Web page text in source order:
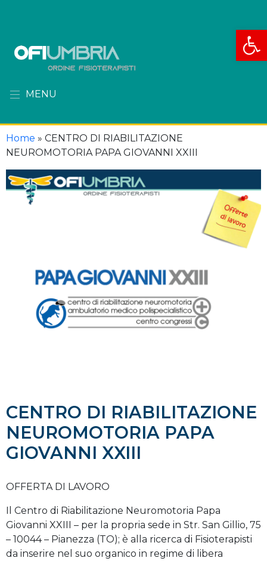
Apri
MENU
Home » CENTRO DI RIABILITAZIONE
NEUROMOTORIA PAPA GIOVANNI XXIII
CENTRO DI RIABILITAZIONE
NEUROMOTORIA PAPA
GIOVANNI XXIII
OFFERTA DI LAVORO
Il Centro di Riabilitazione Neuromotoria Papa
Giovanni XXIII – per la propria sede in Str. San Gillio, 75
– 10044 – Pianezza (TO); è alla ricerca di Fisioterapisti
da inserire nel suo organico in regime di libera